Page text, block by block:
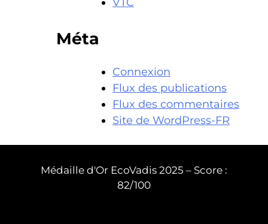
Méta
Connexion
Flux des publications
Flux des commentaires
Site de WordPress-FR
Médaille d'Or EcoVadis 2025 – Score :
82/100